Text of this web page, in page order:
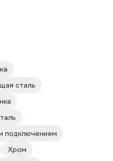
сталь
подключением
Хром